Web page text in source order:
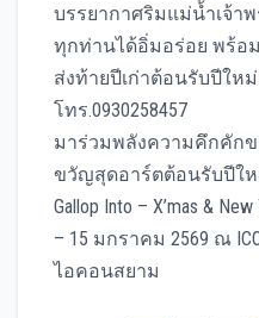
บรรยากาศริมแม่น้ำเจ้า
ทุกท่านได้อิ่มอร่อย พร้
ส่งท้ายปีเก่าต้อนรับปีให
โทร.0930258457
มาร่วมพลังความคึกคัก
ขวัญสุดอาร์ตต้อนรับปีใ
Gallop Into – X’mas &
– 15 มกราคม 2569 ณ
ไอคอนสยาม